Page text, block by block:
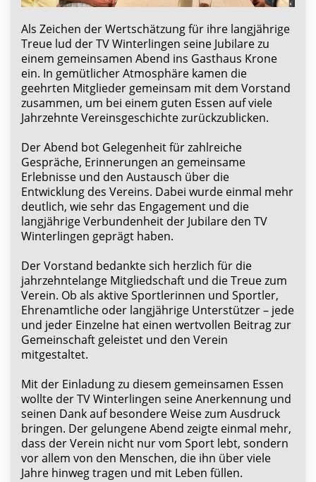
Als Zeichen der Wertschätzung für ihre langjährige
Treue lud der TV Winterlingen seine Jubilare zu
einem gemeinsamen Abend ins Gasthaus Krone
ein. In gemütlicher Atmosphäre kamen die
geehrten Mitglieder gemeinsam mit dem Vorstand
zusammen, um bei einem guten Essen auf viele
Jahrzehnte Vereinsgeschichte zurückzublicken.
Der Abend bot Gelegenheit für zahlreiche
Gespräche, Erinnerungen an gemeinsame
Erlebnisse und den Austausch über die
Entwicklung des Vereins. Dabei wurde einmal mehr
deutlich, wie sehr das Engagement und die
langjährige Verbundenheit der Jubilare den TV
Winterlingen geprägt haben.
Der Vorstand bedankte sich herzlich für die
jahrzehntelange Mitgliedschaft und die Treue zum
Verein. Ob als aktive Sportlerinnen und Sportler,
Ehrenamtliche oder langjährige Unterstützer – jede
und jeder Einzelne hat einen wertvollen Beitrag zur
Gemeinschaft geleistet und den Verein
mitgestaltet.
Mit der Einladung zu diesem gemeinsamen Essen
wollte der TV Winterlingen seine Anerkennung und
seinen Dank auf besondere Weise zum Ausdruck
bringen. Der gelungene Abend zeigte einmal mehr,
dass der Verein nicht nur vom Sport lebt, sondern
vor allem von den Menschen, die ihn über viele
Jahre hinweg tragen und mit Leben füllen.